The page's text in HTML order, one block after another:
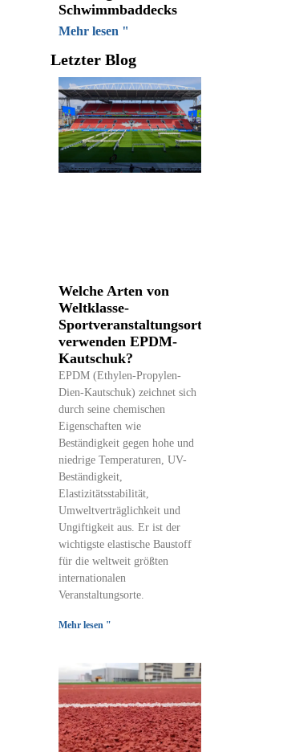
Schwimmbaddecks
Mehr lesen "
Letzter Blog
Welche Arten von
Weltklasse-
Sportveranstaltungsorten
verwenden EPDM-
Kautschuk?
EPDM (Ethylen-Propylen-
Dien-Kautschuk) zeichnet sich
durch seine chemischen
Eigenschaften wie
Beständigkeit gegen hohe und
niedrige Temperaturen, UV-
Beständigkeit,
Elastizitätsstabilität,
Umweltverträglichkeit und
Ungiftigkeit aus. Er ist der
wichtigste elastische Baustoff
für die weltweit größten
internationalen
Veranstaltungsorte.
Mehr lesen "